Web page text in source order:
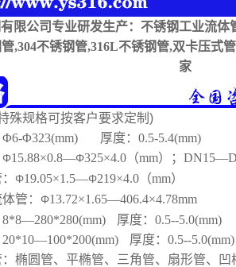
限公司专业研发生产：不锈钢工业流体
,304不锈钢管,316L不锈钢管,双卡压式
家
殊规格可按客户要求定制)
Φ6-Φ323(mm) 厚度：0.5-5.4(mm)
Φ15.88×0.8—Φ325×4.0（mm）；
：Φ19.05×1.5—Φ219×4.0（mm）
体管：Φ13.72×1.65—406.4×4.78mm
厚度：0.5--5.0(mm)
厚度：0.5--5.0(mm)
椭圆管、平椭管、三角管、扇形管、